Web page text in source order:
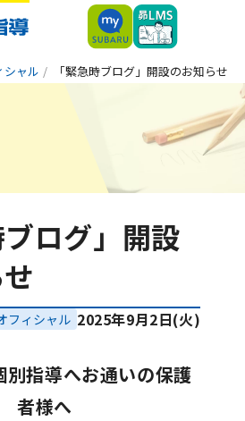
シャル 「緊急時ブログ」開設のお知らせ
ブログ」開設
フィシャル 2025年9月2日(火)
別指導へお通いの保護
者様へ